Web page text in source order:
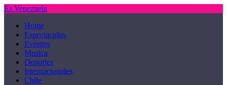
Es Venezuela
Home
Espectaculos
Eventos
Musica
Deportes
Internacionales
Chile